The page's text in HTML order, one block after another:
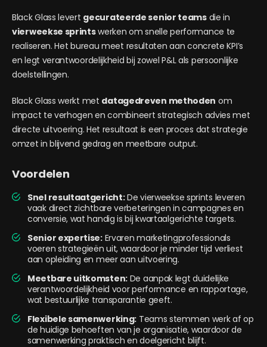
Black Glass levert gecurateerde senior teamsdie in
vierweekse sprintswerken om snelle performance te
realiseren. Het bureau meet resultaten aan concrete KPI’s
en legt verantwoordelijkheid bij zowel P&L als persoonlijke
doelstellingen.
Black Glass werkt met datagedreven methoden om
impact te verhogen en combineert strategisch advies met
directe uitvoering. Het resultaat is een proces dat strategie
omzet in blijvend gedrag en meetbare output.
Voordelen
Snel resultaatgericht:De vierweekse sprints leveren
vaak direct zichtbare verbeteringen in campagnes en
conversie, wat handig is bij kwartaalgerichte targets.
Senior expertise:Ervaren marketingprofessionals
voeren strategieën uit, waardoor je minder tijd verliest
aan opleiding en meer aan uitvoering.
Meetbare uitkomsten: De aanpak legt duidelijke
verantwoordelijkheid voor performance en rapportage,
wat bestuurlijke transparantie geeft.
Flexibele samenwerking: Teams stemmen werk af op
de huidige behoeften van je organisatie, waardoor de
samenwerking praktisch en doelgericht blijft.